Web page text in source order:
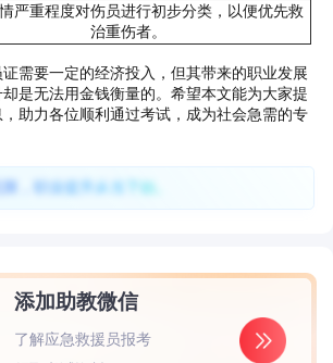
严重程度对伤员进行初步分类，以便优先救
治重伤者。
需要一定的经济投入，但其带来的职业发展
是无法用金钱衡量的。希望本文能为大家提
助力各位顺利通过考试，成为社会急需的专
，职业提升从当下始。
添加助教微信
了解应急救援员报考